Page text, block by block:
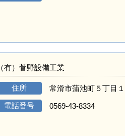
（有）菅野設備工業
住所 常滑市蒲池町５丁目
電話番号 0569-43-8334